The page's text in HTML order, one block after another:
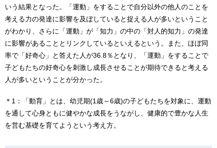
いう結果となった。「運動」をすることで自分以外の他人のことを
考える力の発達に影響を及ぼしていると捉える人が多いということ
がわかり、さらに「運動」が「知力」の中の「対人的知力」の発達
に影響があることとリンクしているといえるという。また、ほぼ同
率で「好奇心」と答えた人が36.8％となり、「運動」をすることで
子どもたちの好奇心を刺激し成長させることが期待できると考える
人が多いということが分かった。
＊1：「動育」とは、幼児期(1歳～6歳)の子どもたちを対象に、運動
を通して心身ともに健やかな成長をうながし、健康的で豊かな人生
を営む基礎を育てようという考え方。